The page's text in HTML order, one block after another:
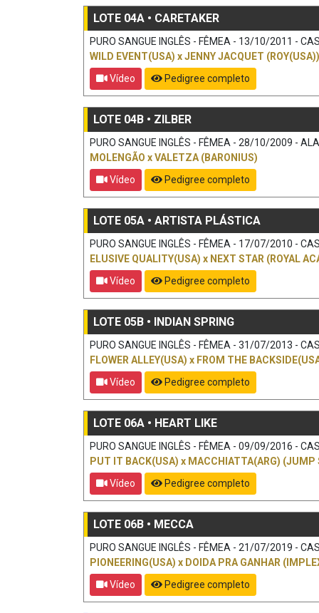
LOTE 04A • CARETAKER
PURO SANGUE INGLÊS - FÊMEA - 13/10/2011 -
WILD EVENT(USA) xJENNY JACQUET (ROY(USA))
Vídeo
Pedigree completo
LOTE 04B • ZILBER
PURO SANGUE INGLÊS - FÊMEA - 28/10/2009 -
MOLENGÃO xVALETZA (BARONIUS)
Vídeo
Pedigree completo
LOTE 05A • ARTISTA PLÁSTICA
PURO SANGUE INGLÊS - FÊMEA - 17/07/2010 -
ELUSIVE QUALITY(USA) x NEXT STAR (ROYAL
Vídeo
Pedigree completo
LOTE 05B • INDIAN SPRING
PURO SANGUE INGLÊS - FÊMEA - 31/07/2013 -
FLOWER ALLEY(USA) x FROM THE
Vídeo
Pedigree completo
LOTE 06A • HEART LIKE
PURO SANGUE INGLÊS - FÊMEA - 09/09/2016 -
PUT IT BACK(USA) x MACCHIATTA(ARG) (JUMP
Vídeo
Pedigree completo
LOTE 06B • MECCA
PURO SANGUE INGLÊS - FÊMEA - 21/07/2019 -
PIONEERING(USA) x DOIDA PRA GANHAR
Vídeo
Pedigree completo